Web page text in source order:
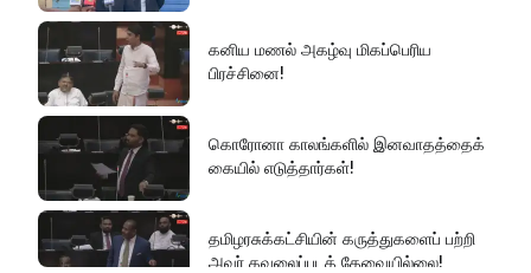
கனிய மணல் அகழ்வு மிகப்பெரிய
பிரச்சினை!
கொரோனா காலங்களில் இனவாதத்தைக்
கையில் எடுத்தார்கள்!
தமிழரசுக்கட்சியின் கருத்துகளைப் பற்றி
அவர் கவலைப்படத் தேவையில்லை!